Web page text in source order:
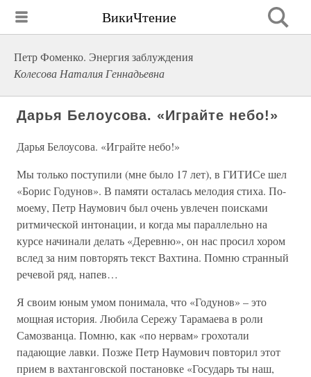
ВикиЧтение
Петр Фоменко. Энергия заблуждения
Колесова Наталия Геннадьевна
Дарья Белоусова. «Играйте небо!»
Дарья Белоусова. «Играйте небо!»
Мы только поступили (мне было 17 лет), в ГИТИСе шел
«Борис Годунов». В памяти осталась мелодия стиха. По-
моему, Петр Наумович был очень увлечен поисками
ритмической интонации, и когда мы параллельно на
курсе начинали делать «Деревню», он нас просил хором
вслед за ним повторять текст Вахтина. Помню странный
речевой ряд, напев…
Я своим юным умом понимала, что «Годунов» – это
мощная история. Любила Сережу Тарамаева в роли
Самозванца. Помню, как «по нервам» грохотали
падающие лавки. Позже Петр Наумович повторил этот
прием в вахтанговской постановке «Государь ты наш,